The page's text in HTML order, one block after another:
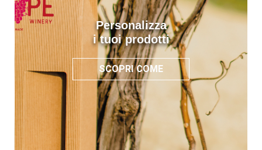
Personalizza
i tuoi prodotti
SCOPRI COME